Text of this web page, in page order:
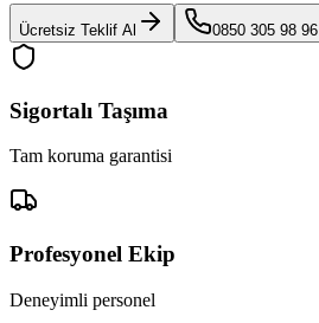
Ücretsiz Teklif Al 0850 305 98 96
Sigortalı Taşıma
Tam koruma garantisi
Profesyonel Ekip
Deneyimli personel